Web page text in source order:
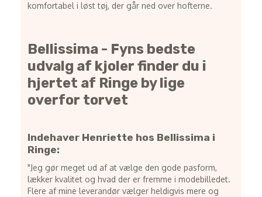
komfortabel i løst tøj, der går ned over hofterne.
Bellissima - Fyns bedste
udvalg af kjoler finder du i
hjertet af Ringe by lige
overfor torvet
Indehaver Henriette hos Bellissima i
Ringe:
"Jeg gør meget ud af at vælge den gode pasform,
lækker kvalitet og hvad der er fremme i modebilledet.
Flere af mine leverandør vælger heldigvis mere og